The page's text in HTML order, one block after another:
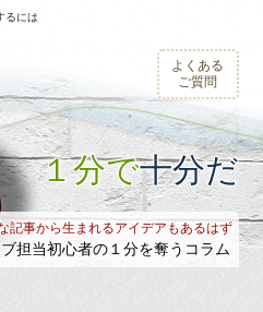
るには
よくある
ご質問
１分で十分だ
記事から生まれるアイデアもあるはず
担当初心者の１分を奪うコラム